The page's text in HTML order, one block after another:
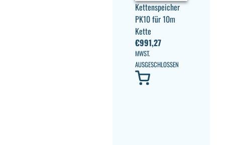
Kettenspeicher
PK10 für 10m
Kette
€991,27
MWST.
AUSGESCHLOSSEN